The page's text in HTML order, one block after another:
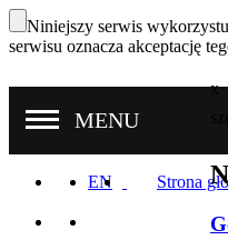
Niniejszy serwis
serwisu oznacza akceptację
MENU
x
EN Strona